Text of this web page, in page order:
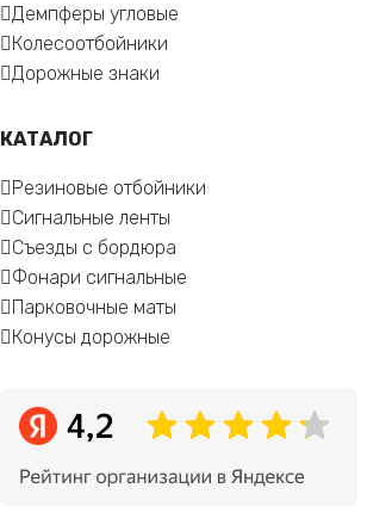
Демпферы угловые
Колесоотбойники
Дорожные знаки
КАТАЛОГ
Резиновые отбойники
Сигнальные ленты
Съезды с бордюра
Фонари сигнальные
Парковочные маты
Конусы дорожные